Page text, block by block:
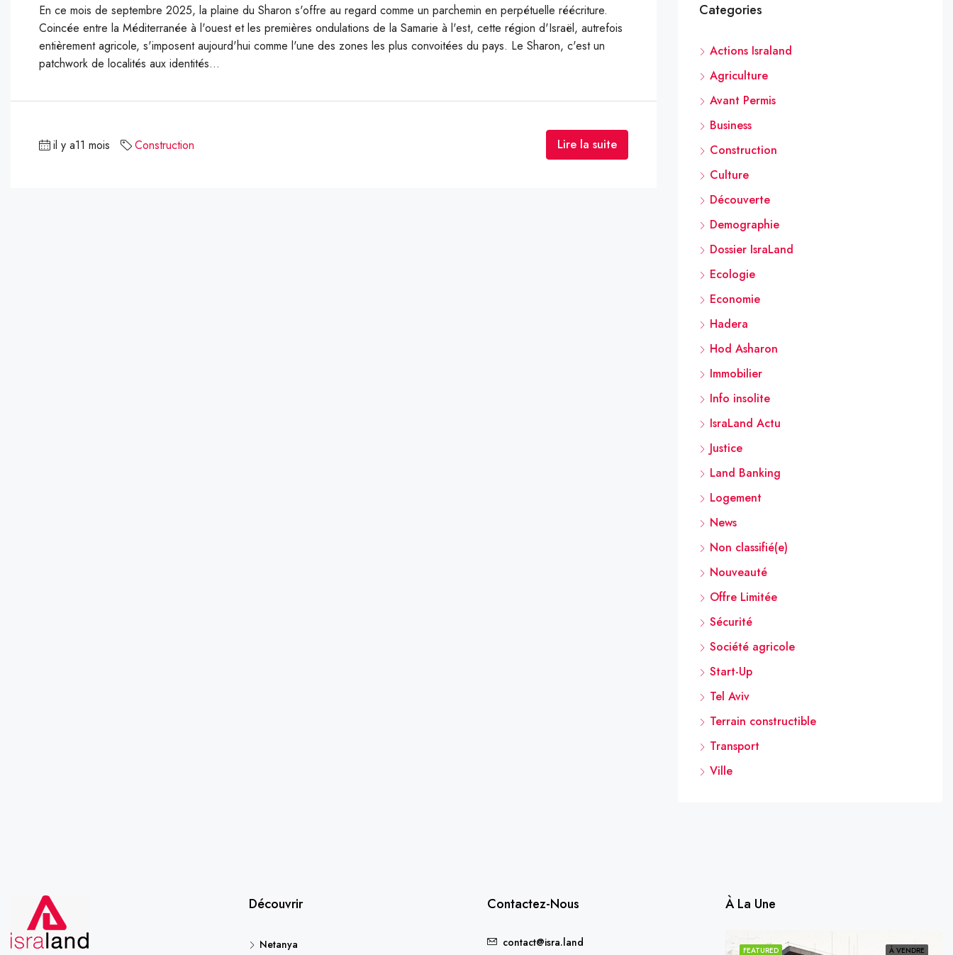
En ce mois de septembre 2025, la plaine du Sharon s'offre au regard comme un parchemin en perpétuelle réécriture.
Coincée entre la Méditerranée à l'ouest et les premières ondulations de la Samarie à l'est, cette région d'Israël, autrefois
entièrement agricole, s'imposent aujourd'hui comme l'une des zones les plus convoitées du pays. Le Sharon, c'est un
patchwork de localités aux identités...
il y a11 mois Construction Lire la suite
Categories
Actions Israland
Agriculture
Avant Permis
Business
Construction
Culture
Découverte
Demographie
Dossier IsraLand
Ecologie
Economie
Hadera
Hod Asharon
Immobilier
Info insolite
IsraLand Actu
Justice
Land Banking
Logement
News
Non classifié(e)
Nouveauté
Offre Limitée
Sécurité
Société agricole
Start-Up
Tel Aviv
Terrain constructible
Transport
Ville
Découvrir
Netanya
Contactez-Nous
contact@isra.land
À La Une
À VENDRE
FEATURED